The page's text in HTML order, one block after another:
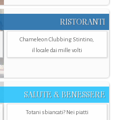
RISTORANTI
Chameleon Clubbing Stintino,
il locale dai mille volti
SALUTE & BENESSERE
Totani sbiancati? Nei piatti